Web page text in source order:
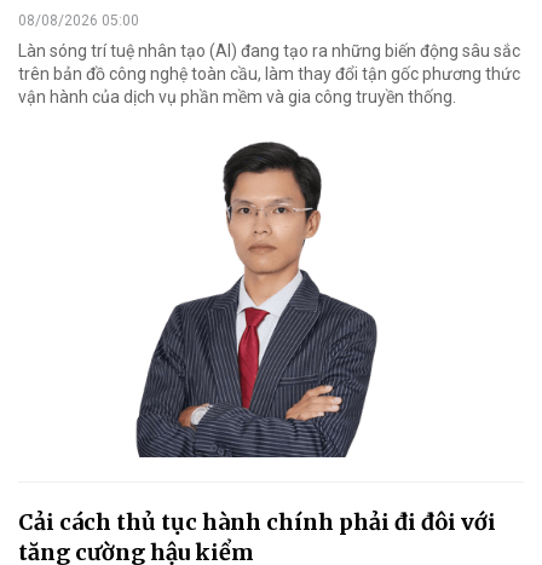
08/08/2026 05:00
Làn sóng trí tuệ nhân tạo (AI) đang tạo ra những biến động sâu sắc
trên bản đồ công nghệ toàn cầu, làm thay đổi tận gốc phương thức
vận hành của dịch vụ phần mềm và gia công truyền thống.
Cải cách thủ tục hành chính phải đi đôi với
tăng cường hậu kiểm